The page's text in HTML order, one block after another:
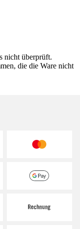
nicht überprüft.
die die Ware nicht